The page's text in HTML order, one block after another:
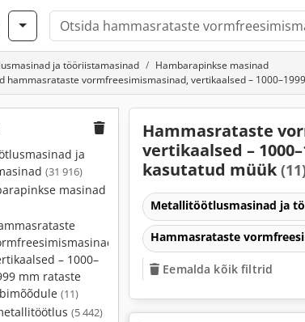
ja tööriistamasinad
Hambarapinkse masinad
hammasrataste vormfreesimismasinad, vertikaalsed –
ja
(31 916)
masinad
– 1000–
mm rataste
(11)
(5 442)
Hammasrataste
vertikaalsed –
kasutatud müük
Metallitöötlusmasinad ja
Hammasrataste
Eemalda kõik filtrid